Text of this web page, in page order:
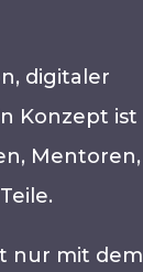
digitaler
Konzept ist
Mentoren,
nur mit dem